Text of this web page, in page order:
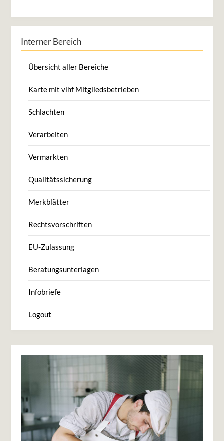
Interner Bereich
Übersicht aller Bereiche
Karte mit vlhf Mitgliedsbetrieben
Schlachten
Verarbeiten
Vermarkten
Qualitätssicherung
Merkblätter
Rechtsvorschriften
EU-Zulassung
Beratungsunterlagen
Infobriefe
Logout